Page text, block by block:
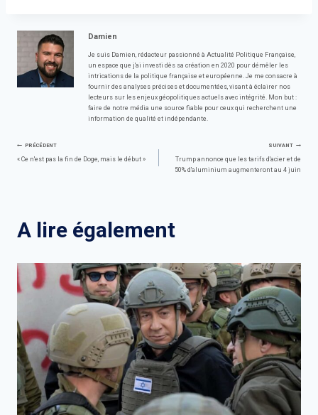
Damien
Je suis Damien, rédacteur passionné à Actualité Politique Française,
un espace que j'ai investi dès sa création en 2020 pour démêler les
intrications de la politique française et européenne. Je me consacre à
fournir des analyses précises et documentées, visant à éclairer nos
lecteurs sur les enjeux géopolitiques actuels avec intégrité. Mon but :
faire de notre média une source fiable pour ceux qui recherchent une
information de qualité et indépendante.
Navigation
PRÉCÉDENT
« Ce n'est pas la fin de Doge, mais le début »
SUIVANT
Trump annonce que les tarifs d'acier et de
50% d'aluminium augmenteront au 4 juin
A lire également